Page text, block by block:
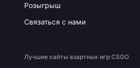
Лучшие сайты азартных игр CSGO
Розыгрыш
Связаться с нами